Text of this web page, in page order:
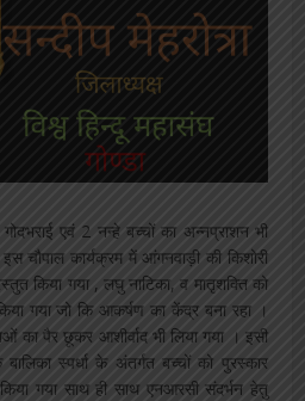
एवं 2 नन्हे बच्चों का अन्नप्राशन भी
चौपाल कार्यक्रम में आंगनवाड़ी की किशोरी
किया गया , लघु नाटिका, व मातृशक्ति को
गया जो कि आकर्षण का केंद्र बना रहा ।
का पैर छूकर आशीर्वाद भी लिया गया । इसी
स्पर्धा के अंतर्गत बच्चों को पुरस्कार
गया साथ ही साथ एनआरसी संदर्भन हेतु